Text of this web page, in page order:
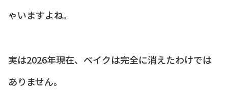
ゃいますよね。
実は2026年現在、ベイクは完全に消えたわけでは
ありません。